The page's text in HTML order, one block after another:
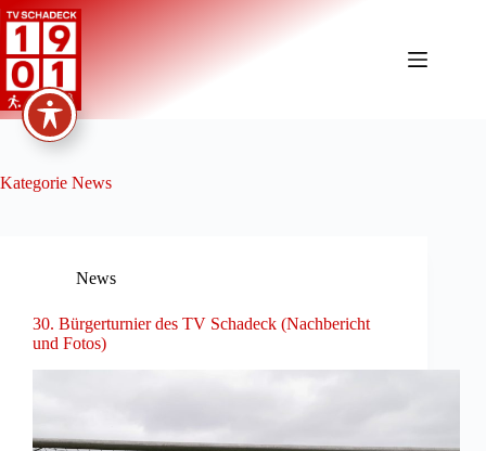
Zum
Inhalt
springen
Kategorie News
News
30. Bürgerturnier des TV Schadeck (Nachbericht
und Fotos)